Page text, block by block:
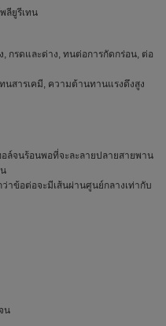
ลียูรีเทน
รดและด่าง, ทนต่อการกัดกร่อน, ต่อ
สารเคมี, ความต้านทานแรงดึงสูง
ล์จนร้อนพอที่จะละลายปลายสายพาน
าข้อต่อจะมีเส้นผ่านศูนย์กลางเท่ากับ
น